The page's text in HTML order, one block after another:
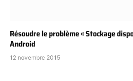
Résoudre le problème « Stockage
Android
12 novembre 2015